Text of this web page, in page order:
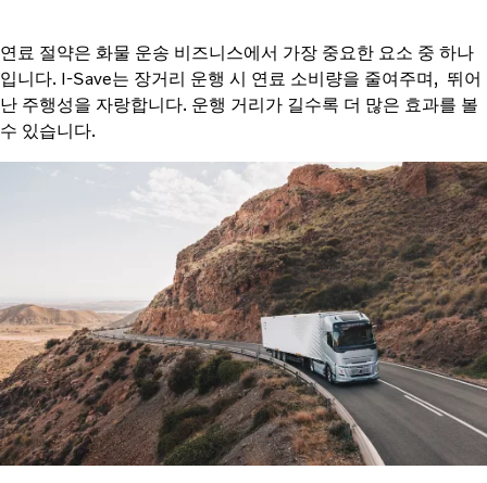
연료 절약은 화물 운송 비즈니스에서 가장 중요한 요소 중 하나
입니다. I-Save는 장거리 운행 시 연료 소비량을 줄여주며, 뛰어
난 주행성을 자랑합니다. 운행 거리가 길수록 더 많은 효과를 볼
수 있습니다.